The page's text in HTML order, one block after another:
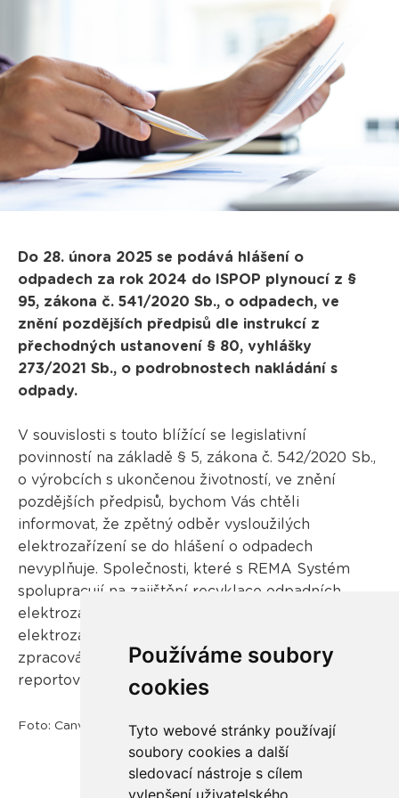
Používáme soubory
cookies
Tyto webové stránky používají
soubory cookies a další
sledovací nástroje s cílem
vylepšení uživatelského
Do 28. února 2025 se podává hlášení o
odpadech za rok 2024 do ISPOP plynoucí z §
95, zákona č. 541/2020 Sb., o odpadech, ve
znění pozdějších předpisů dle instrukcí z
přechodných ustanovení § 80, vyhlášky
273/2021 Sb., o podrobnostech nakládání s
odpady.
V souvislosti s touto blížící se legislativní
povinností na základě § 5, zákona č. 542/2020 Sb.,
o výrobcích s ukončenou životností, ve znění
pozdějších předpisů, bychom Vás chtěli
informovat, že zpětný odběr vysloužilých
elektrozařízení se do hlášení o odpadech
nevyplňuje. Společnosti, které s REMA Systém
spolupracují na zajištění recyklace odpadních
elektrozařízení,
elektrozařízení předávají k ekologickému
zpracování v režimu zpětného odběru, který je
reportován následně kolektivním systémem.
Foto: Canva.com